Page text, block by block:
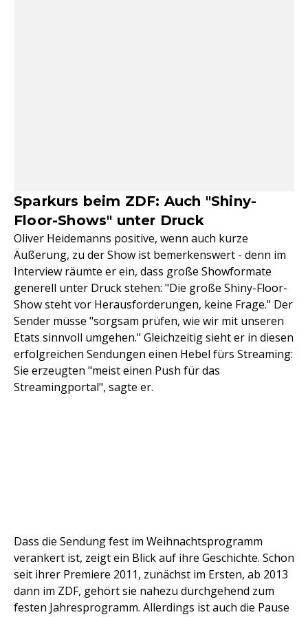
Sparkurs beim ZDF: Auch "Shiny-
Floor-Shows" unter Druck
Oliver Heidemanns positive, wenn auch kurze
Äußerung, zu der Show ist bemerkenswert - denn im
Interview räumte er ein, dass große Showformate
generell unter Druck stehen: "Die große Shiny-Floor-
Show steht vor Herausforderungen, keine Frage." Der
Sender müsse "sorgsam prüfen, wie wir mit unseren
Etats sinnvoll umgehen." Gleichzeitig sieht er in diesen
erfolgreichen Sendungen einen Hebel fürs Streaming:
Sie erzeugten "meist einen Push für das
Streamingportal", sagte er.
Dass die Sendung fest im Weihnachtsprogramm
verankert ist, zeigt ein Blick auf ihre Geschichte. Schon
seit ihrer Premiere 2011, zunächst im Ersten, ab 2013
dann im ZDF, gehört sie nahezu durchgehend zum
festen Jahresprogramm. Allerdings ist auch die Pause